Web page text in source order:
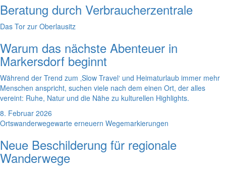
Beratung durch Verbraucherzentrale
Das Tor zur Oberlausitz
Warum das nächste Abenteuer in
Markersdorf beginnt
Während der Trend zum ‚Slow Travel‘ und Heimaturlaub immer mehr
Menschen anspricht, suchen viele nach dem einen Ort, der alles
vereint: Ruhe, Natur und die Nähe zu kulturellen Highlights.
8. Februar 2026
Ortswanderwegewarte erneuern Wegemarkierungen
Neue Beschilderung für regionale
Wanderwege